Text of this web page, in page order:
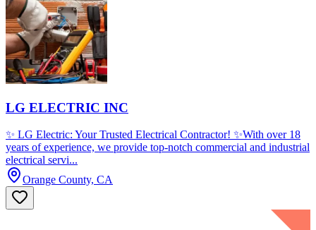
LG ELECTRIC INC
✨ LG Electric: Your Trusted Electrical Contractor! ✨With over 18
years of experience, we provide top-notch commercial and industrial
electrical servi...
Orange County, CA